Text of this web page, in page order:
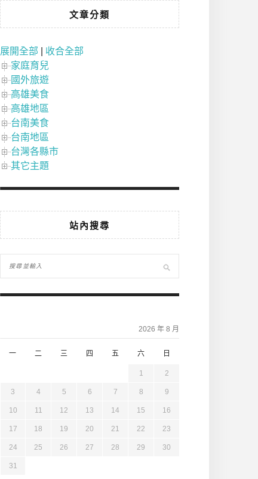
文章分類
展開全部
收合全部
家庭育兒
國外旅遊
高雄美食
高雄地區
台南美食
台南地區
台灣各縣市
其它主題
站內搜尋
2026 年 8 月
一 二 三 四 五 六 日
1 2
3 4 5 6 7 8 9
10 11 12 13 14 15 16
17 18 19 20 21 22 23
24 25 26 27 28 29 30
31